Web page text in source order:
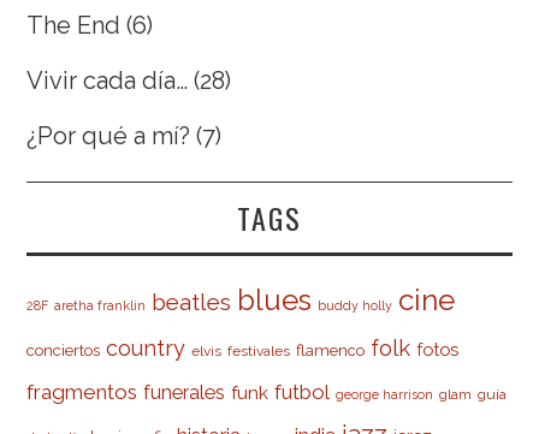
The End (6)
Vivir cada día… (28)
¿Por qué a mí? (7)
TAGS
28F aretha franklin beatles blues buddy holly cine
conciertos country elvis festivales flamenco folk fotos
fragmentos funerales funk futbol george harrison glam guía